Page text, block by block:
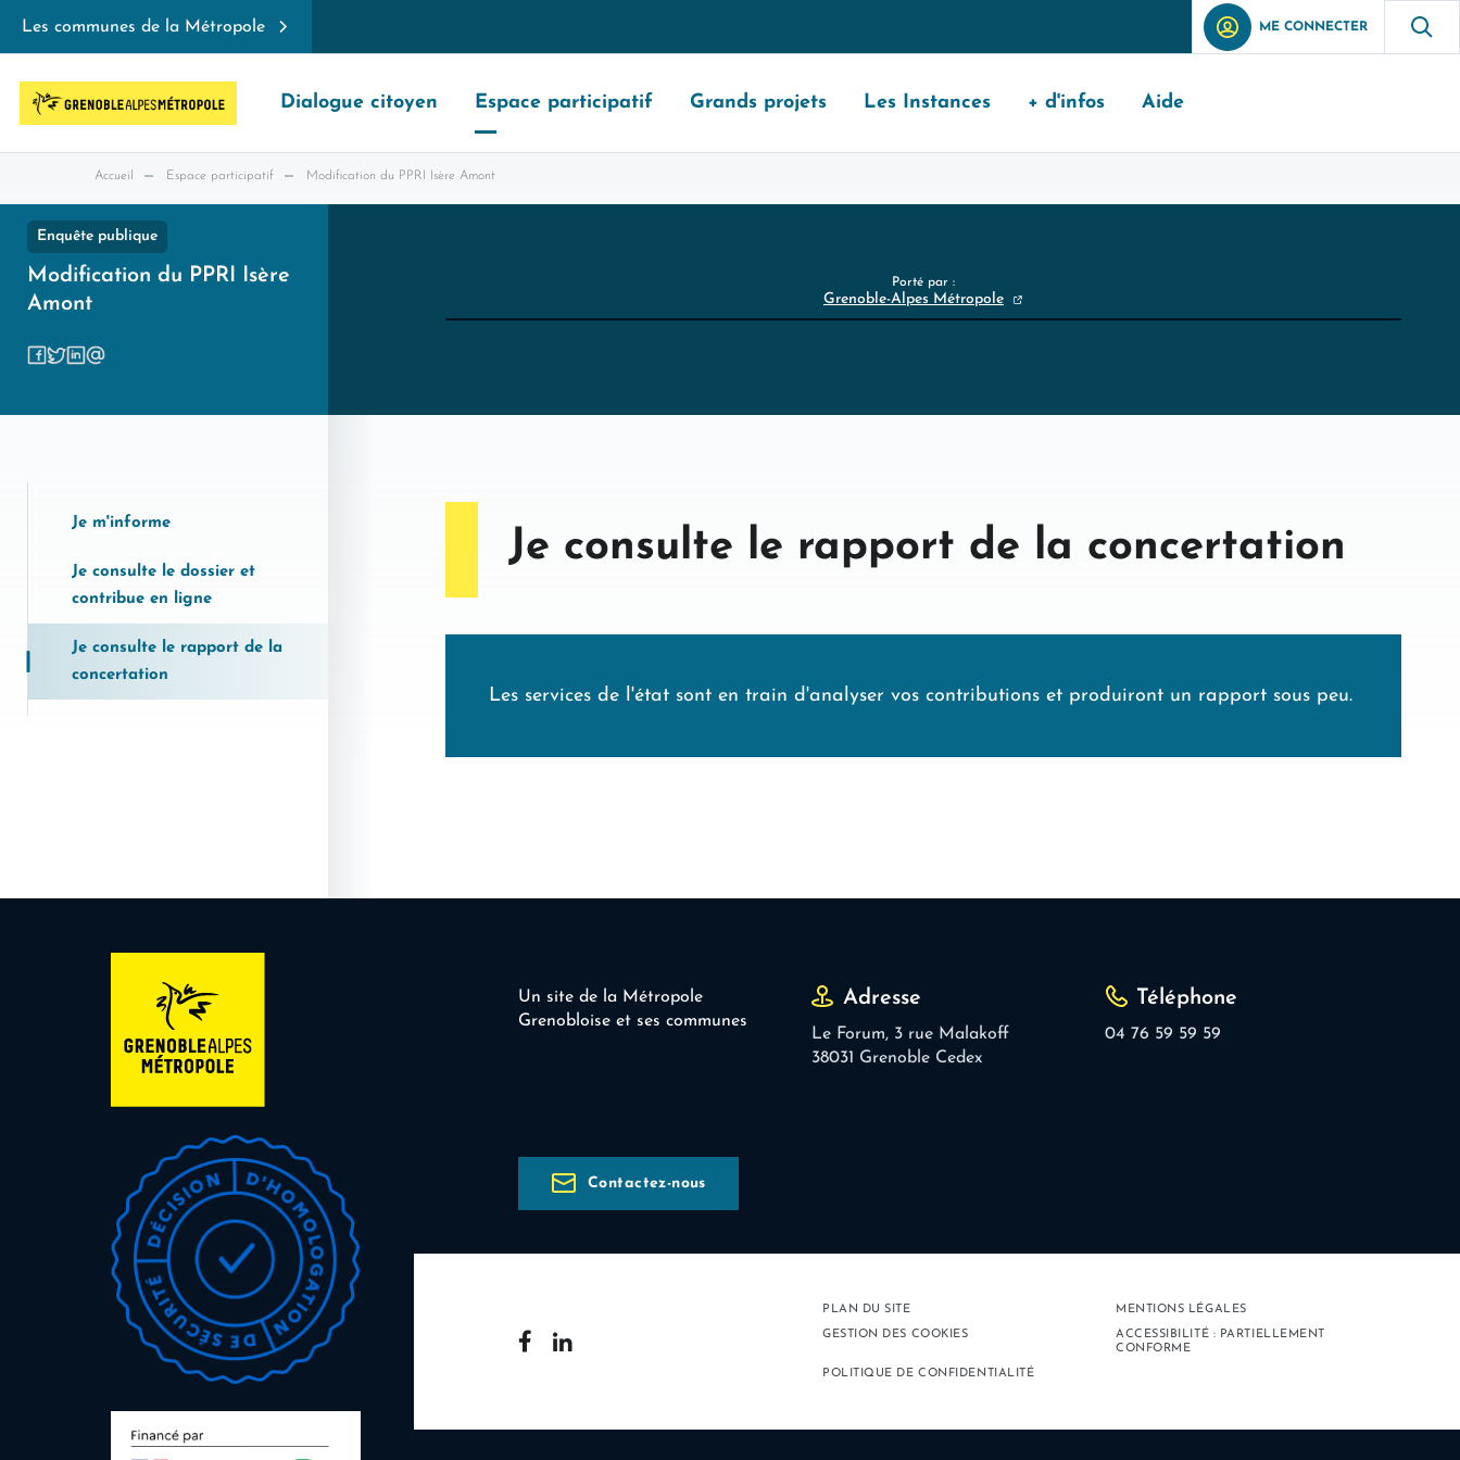
Les communes de la Métropole
ME CONNECTER
Dialogue citoyen Espace participatif Grands projets Les Instances + d'infos Aide
Accueil Espace participatif Modification du PPRI Isère Amont
Enquête publique
Modification du PPRI Isère
Amont
Porté par :
Grenoble-Alpes Métropole
Je m'informe
Je consulte le dossier et
contribue en ligne
Je consulte le rapport de la
concertation
Je consulte le rapport de la concertation
Les services de l'état sont en train d'analyser vos contributions et produiront un rapport sous peu.
Un site de la Métropole
Grenobloise et ses communes
Adresse
Le Forum, 3 rue Malakoff
38031 Grenoble Cedex
Téléphone
04 76 59 59 59
Contactez-nous
PLAN DU SITE MENTIONS LÉGALES
GESTION DES COOKIES
ACCESSIBILITÉ : PARTIELLEMENT
CONFORME
POLITIQUE DE CONFIDENTIALITÉ